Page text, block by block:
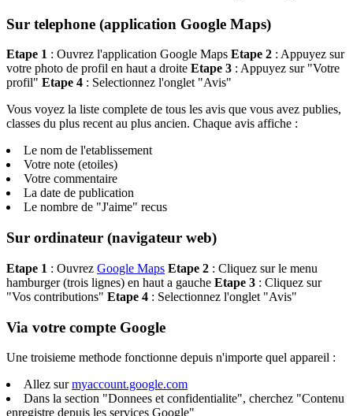
Sur telephone (application Google Maps)
Etape 1 : Ouvrez l'application Google Maps Etape 2 : Appuyez sur
votre photo de profil en haut a droite Etape 3 : Appuyez sur "Votre
profil" Etape 4 : Selectionnez l'onglet "Avis"
Vous voyez la liste complete de tous les avis que vous avez publies,
classes du plus recent au plus ancien. Chaque avis affiche :
Le nom de l'etablissement
Votre note (etoiles)
Votre commentaire
La date de publication
Le nombre de "J'aime" recus
Sur ordinateur (navigateur web)
Etape 1 : Ouvrez Google Maps Etape 2 : Cliquez sur le menu
hamburger (trois lignes) en haut a gauche Etape 3 : Cliquez sur
"Vos contributions" Etape 4 : Selectionnez l'onglet "Avis"
Via votre compte Google
Une troisieme methode fonctionne depuis n'importe quel appareil :
Allez surmyaccount.google.com
Dans la section "Donnees et confidentialite", cherchez "Contenu
enregistre depuis les services Google"